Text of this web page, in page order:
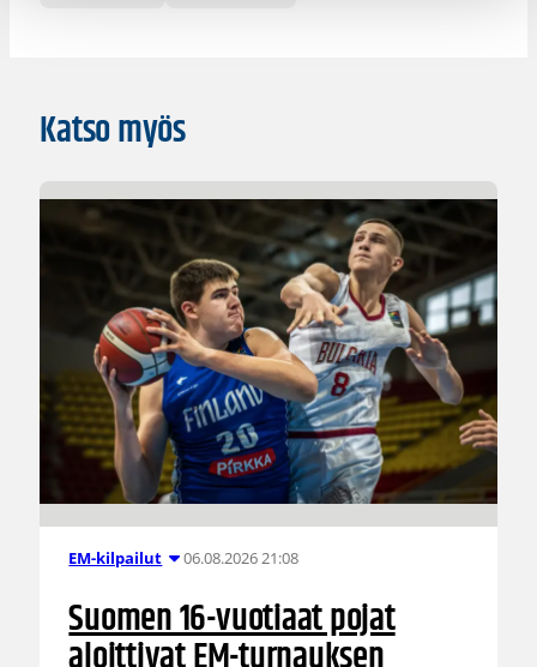
Katso myös
EM-kilpailut 06.08.2026 21:08
Suomen 16-vuotiaat pojat